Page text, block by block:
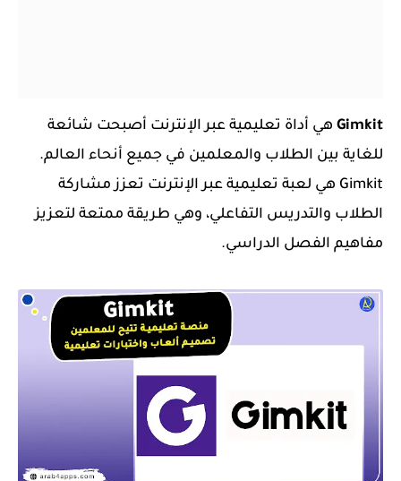
Gimkit هي أداة تعليمية عبر الإنترنت أصبحت شائعة
للغاية بين الطلاب والمعلمين في جميع أنحاء العالم.
Gimkit هي لعبة تعليمية عبر الإنترنت تعزز مشاركة
الطلاب والتدريس التفاعلي، وهي طريقة ممتعة لتعزيز
مفاهيم الفصل الدراسي.